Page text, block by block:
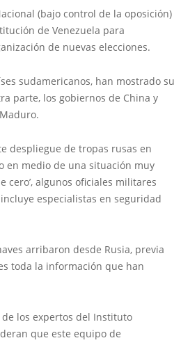
(bajo control de la oposición)
de Venezuela para
de nuevas elecciones.
sudamericanos, han mostrado su
parte, los gobiernos de China y
despliegue de tropas rusas en
en medio de una situación muy
cero’, algunos oficiales militares
especialistas en seguridad
arribaron desde Rusia, previa
toda la información que han
de los expertos del Instituto
que este equipo de